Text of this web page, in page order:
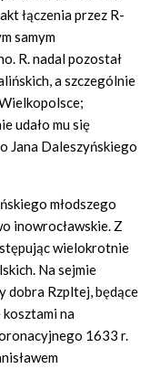
łączenia przez R-
samym
R. nadal pozostał
a szczególnie
udało mu się
Jana Daleszyńskiego
młodszego
inowrocławskie. Z
wielokrotnie
Na sejmie
dobra Rzpltej, będące
na
1633 r.